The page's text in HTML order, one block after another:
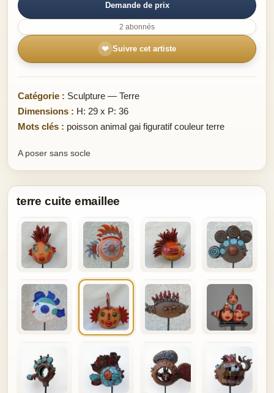
Demande de prix
2 abonnés
❤ Suivre cet artiste
Catégorie : Sculpture — Terre
Dimensions : H: 29 x P: 36
Mots clés : poisson animal gai figuratif couleur terre
A poser sans socle
terre cuite emaillee